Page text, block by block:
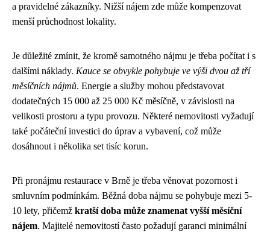
a pravidelné zákazníky. Nižší nájem zde může kompenzovat
menší průchodnost lokality.
Je důležité zmínit, že kromě samotného nájmu je třeba počítat i s
dalšími náklady. Kauce se obvykle pohybuje ve výši dvou až tří
měsíčních nájmů. Energie a služby mohou představovat
dodatečných 15 000 až 25 000 Kč měsíčně, v závislosti na
velikosti prostoru a typu provozu. Některé nemovitosti vyžadují
také počáteční investici do úprav a vybavení, což může
dosáhnout i několika set tisíc korun.
Při pronájmu restaurace v Brně je třeba věnovat pozornost i
smluvním podmínkám. Běžná doba nájmu se pohybuje mezi 5-
10 lety, přičemž kratší doba může znamenat vyšší měsíční
nájem. Majitelé nemovitostí často požadují garanci minimální